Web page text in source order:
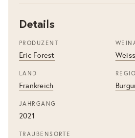
Details
PRODUZENT
Eric Forest
LAND
Frankreich
JAHRGANG
2021
TRAUBENSORTE